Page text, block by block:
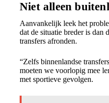
Niet alleen
Aanvankelijk leek het
dat de situatie breder is
transfers afronden.
“Zelfs binnenlandse
moeten we voorlopig mee
met sportieve gevolgen.